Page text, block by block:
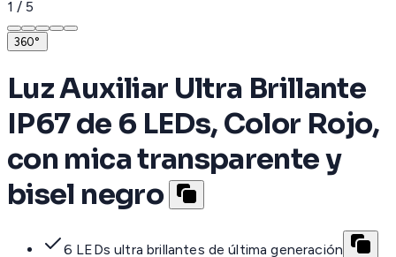
1 / 5
360°
Luz Auxiliar Ultra Brillante
IP67 de 6 LEDs, Color Rojo,
con mica transparente y
bisel negro
6 LEDs ultra brillantes de última generación